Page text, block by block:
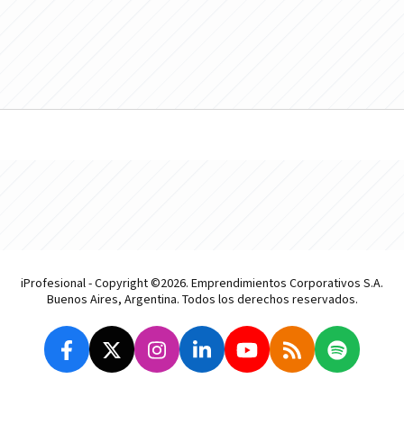
iProfesional - Copyright ©2026. Emprendimientos Corporativos S.A.
Buenos Aires, Argentina. Todos los derechos reservados.